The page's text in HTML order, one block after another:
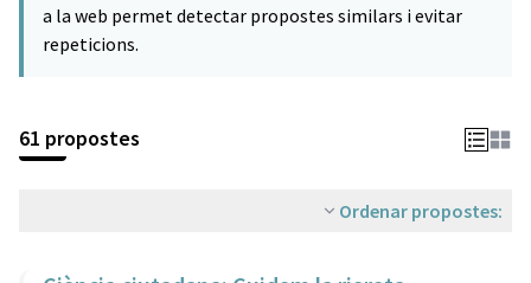
a la web permet detectar propostes similars i evitar
repeticions.
61 propostes
Ordenar propostes: